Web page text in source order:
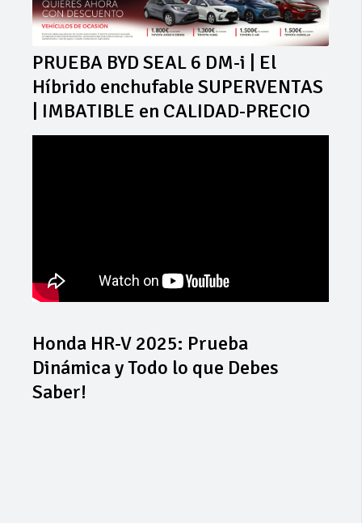
PRUEBA BYD SEAL 6 DM-i | El
Híbrido enchufable SUPERVENTAS
| IMBATIBLE en CALIDAD-PRECIO
Honda HR-V 2025: Prueba
Dinámica y Todo lo que Debes
Saber!